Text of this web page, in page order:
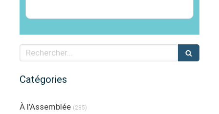
Rechercher
Catégories
À l'Assemblée (285)